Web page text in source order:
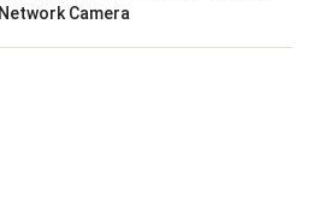
Camera